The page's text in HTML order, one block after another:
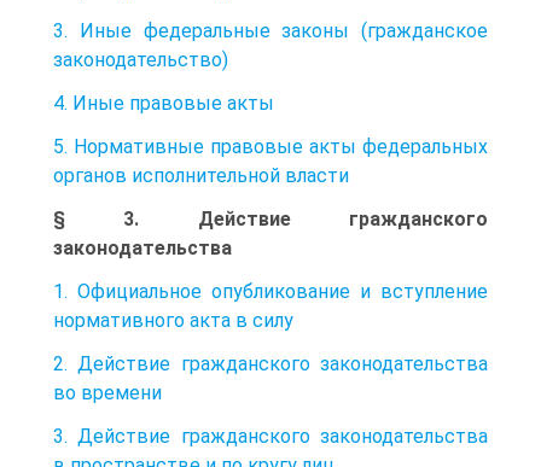
3. Иные федеральные законы (гражданское
законодательство)
4. Иные правовые акты
5. Нормативные правовые акты федеральных
органов исполнительной власти
§ 3. Действие гражданского
законодательства
1. Официальное опубликование и вступление
нормативного акта в силу
2. Действие гражданского законодательства
во времени
3. Действие гражданского законодательства